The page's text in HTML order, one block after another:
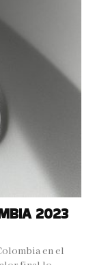
2023
en el